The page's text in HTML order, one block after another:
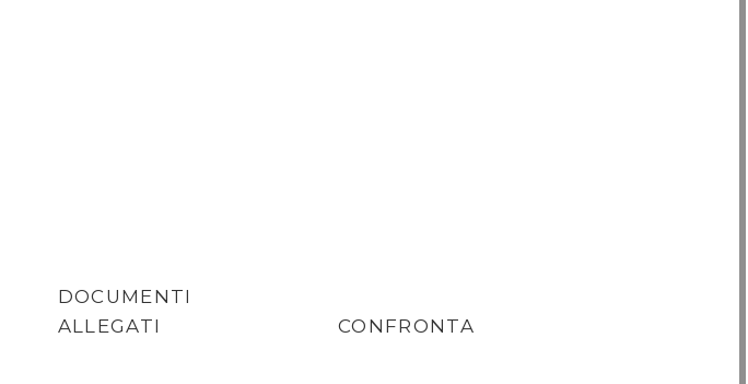
DOCUMENTI
ALLEGATI
CONFRONTA